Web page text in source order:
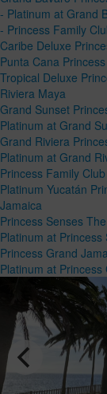
- Platinum at Grand
- Princess Family
Caribe Deluxe
Punta Cana
Tropical Deluxe
Riviera Maya
Grand Sunset
Platinum at Grand
Grand Riviera
Platinum at Grand
Princess Family
Platinum Yucatán
Jamaica
Princess Senses
Platinum at
Princess Grand
Platinum at Princess